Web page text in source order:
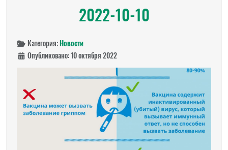
2022-10-10
Категория:Новости
Опубликовано: 10 октября 2022